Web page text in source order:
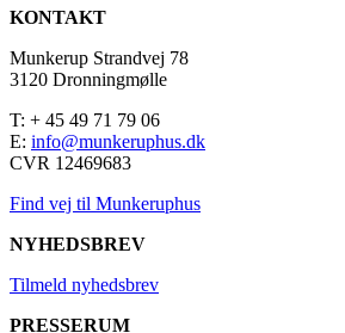
KONTAKT
Munkerup Strandvej 78
3120 Dronningmølle
T: + 45 49 71 79 06
E: info@munkeruphus.dk
CVR 12469683
Find vej til Munkeruphus
NYHEDSBREV
Tilmeld nyhedsbrev
PRESSERUM